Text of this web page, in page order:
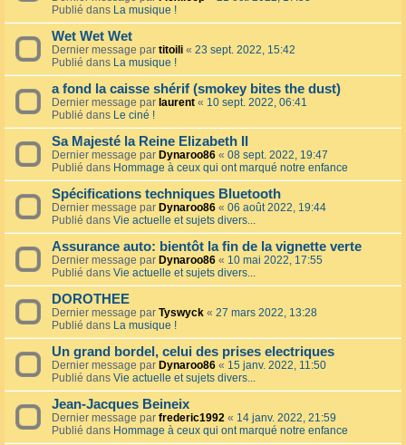
Publié dans La musique !
Wet Wet Wet
Dernier message par titoili « 23 sept. 2022, 15:42
Publié dans La musique !
a fond la caisse shérif (smokey bites the dust)
Dernier message par laurent « 10 sept. 2022, 06:41
Publié dans Le ciné !
Sa Majesté la Reine Elizabeth II
Dernier message par Dynaroo86 « 08 sept. 2022, 19:47
Publié dans Hommage à ceux qui ont marqué notre enfance
Spécifications techniques Bluetooth
Dernier message par Dynaroo86 « 06 août 2022, 19:44
Publié dans Vie actuelle et sujets divers...
Assurance auto: bientôt la fin de la vignette verte
Dernier message par Dynaroo86 « 10 mai 2022, 17:55
Publié dans Vie actuelle et sujets divers...
DOROTHEE
Dernier message par Tyswyck « 27 mars 2022, 13:28
Publié dans La musique !
Un grand bordel, celui des prises electriques
Dernier message par Dynaroo86 « 15 janv. 2022, 11:50
Publié dans Vie actuelle et sujets divers...
Jean-Jacques Beineix
Dernier message par frederic1992 « 14 janv. 2022, 21:59
Publié dans Hommage à ceux qui ont marqué notre enfance